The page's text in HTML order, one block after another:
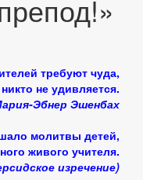
требуют чуда,
не удивляется.
Эбнер Эшенбах
молитвы детей,
живого учителя.
изречение)